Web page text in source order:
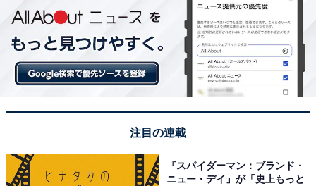
「飛行船」と「気球」の違い
気球（balloon）とは、風船状の機体に空気より軽い気体
を詰めて浮力を得るもの。
バーナーなどで熱した空気を使うものは「熱気球」、飛
に呼ばれます。
注目の連載
『スパイダーマン：ブランド・
ニュー・デイ』が「史上もっと